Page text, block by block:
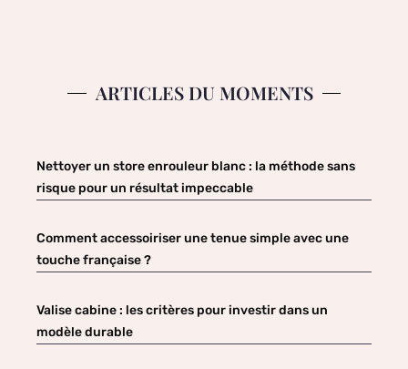
ARTICLES DU MOMENTS
Nettoyer un store enrouleur blanc : la méthode sans
risque pour un résultat impeccable
Comment accessoiriser une tenue simple avec une
touche française ?
Valise cabine : les critères pour investir dans un
modèle durable